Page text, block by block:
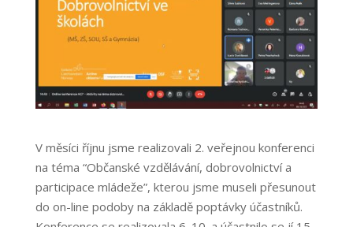
V měsíci říjnu jsme realizovali 2. veřejnou konferenci
na téma “Občanské vzdělávání, dobrovolnictví a
participace mládeže”, kterou jsme museli přesunout
do on-line podoby na základě poptávky účastníků.